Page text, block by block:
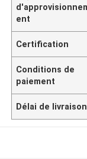
ent
Certification
Conditions de
paiement
Délai de livraison